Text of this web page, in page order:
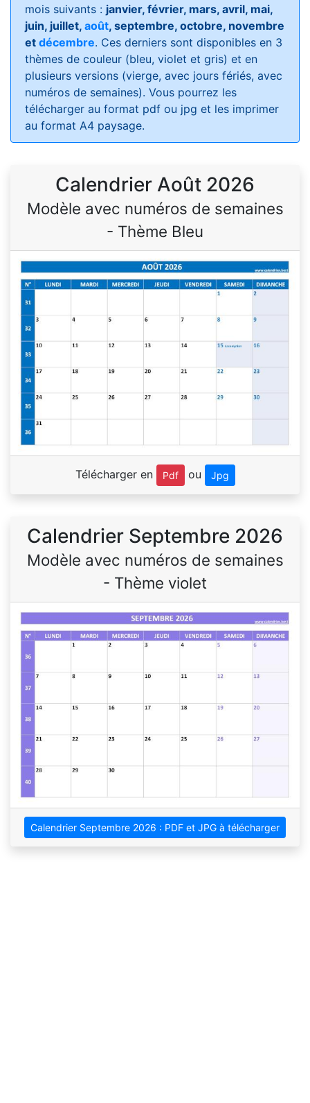
mois suivants : janvier, février, mars, avril, mai,
juin, juillet, août, septembre, octobre, novembre
et décembre. Ces derniers sont disponibles en 3
thèmes de couleur (bleu, violet et gris) et en
plusieurs versions (vierge, avec jours fériés, avec
numéros de semaines). Vous pourrez les
télécharger au format pdf ou jpg et les imprimer
au format A4 paysage.
Calendrier Août 2026
Modèle avec numéros de semaines
- Thème Bleu
Télécharger en Pdf ou Jpg
Calendrier Septembre 2026
Modèle avec numéros de semaines
- Thème violet
Calendrier Septembre 2026 : PDF et JPG à télécharger